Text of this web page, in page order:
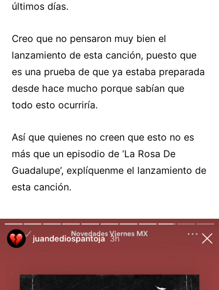
últimos días.
Creo que no pensaron muy bien el
lanzamiento de esta canción, puesto que
es una prueba de que ya estaba preparada
desde hace mucho porque sabían que
todo esto ocurriría.
Así que quienes no creen que esto no es
más que un episodio de ‘La Rosa De
Guadalupe’, explíquenme el lanzamiento de
esta canción.